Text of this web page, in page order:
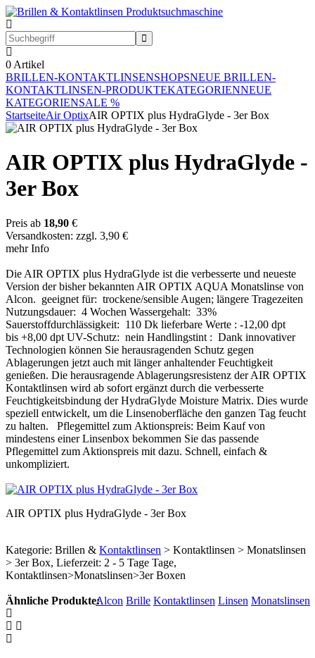
0 Artikel
BRILLEN-KONTAKTLINSENSHOPSNEUE BRILLEN-
KONTAKTLINSEN-PRODUKTEKATEGORIENNEUE
KATEGORIENSALE %
StartseiteAir OptixAIR OPTIX plus HydraGlyde - 3er Box
AIR OPTIX plus HydraGlyde -
3er Box
Preis ab 18,90 €
Versandkosten: zzgl. 3,90 €
mehr Info
Die AIR OPTIX plus HydraGlyde ist die verbesserte und neueste
Version der bisher bekannten AIR OPTIX AQUA Monatslinse von
Alcon. geeignet für: trockene/sensible Augen; längere Tragezeiten
Nutzungsdauer: 4 Wochen Wassergehalt: 33%
Sauerstoffdurchlässigkeit: 110 Dk lieferbare Werte : -12,00 dpt
bis +8,00 dpt UV-Schutz: nein Handlingstint : Dank innovativer
Technologien können Sie herausragenden Schutz gegen
Ablagerungen jetzt auch mit länger anhaltender Feuchtigkeit
genießen. Die herausragende Ablagerungsresistenz der AIR OPTIX
Kontaktlinsen wird ab sofort ergänzt durch die verbesserte
Feuchtigkeitsbindung der HydraGlyde Moisture Matrix. Dies wurde
speziell entwickelt, um die Linsenoberfläche den ganzen Tag feucht
zu halten. Pflegemittel zum Aktionspreis: Beim Kauf von
mindestens einer Linsenbox bekommen Sie das passende
Pflegemittel zum Aktionspreis mit dazu. Schnell, einfach &
unkompliziert.
AIR OPTIX plus HydraGlyde - 3er Box
Kategorie: Brillen & Kontaktlinsen > Kontaktlinsen > Monatslinsen
> 3er Box, Lieferzeit: 2 - 5 Tage Tage,
Kontaktlinsen>Monatslinsen>3er Boxen
Ähnliche Produkte:Alcon Brille Kontaktlinsen Linsen Monatslinsen